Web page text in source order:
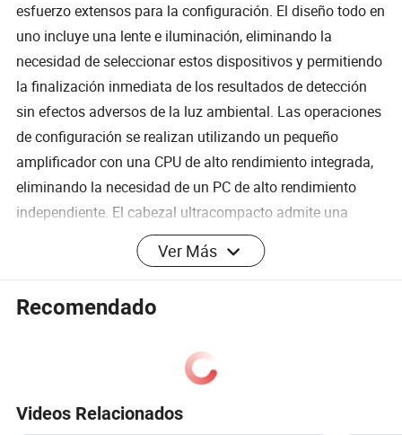
esfuerzo extensos para la configuración. El diseño todo en
uno incluye una lente e iluminación, eliminando la
necesidad de seleccionar estos dispositivos y permitiendo
la finalización inmediata de los resultados de detección
sin efectos adversos de la luz ambiental. Las operaciones
de configuración se realizan utilizando un pequeño
amplificador con una CPU de alto rendimiento integrada,
eliminando la necesidad de un PC de alto rendimiento
independiente. El cabezal ultracompacto admite una
amplia gama de distancias de instalación de 50 a 3000
mm, y el campo de visión máximo de 2730 × 2044 mm
amplios, lo que permite una amplia variedad de
Información de referencia
Ver Más
Recomendado
Videos Relacionados